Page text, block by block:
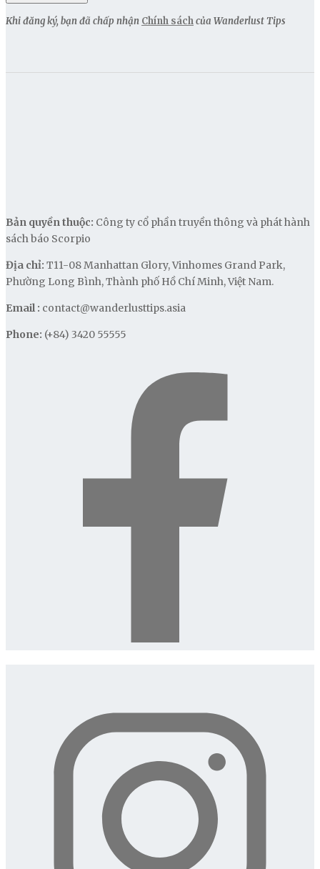
Khi đăng ký, bạn đã chấp nhận Chính sáchcủa Wanderlust Tips
Bản quyền thuộc: Công ty cổ phần truyền thông và phát hành
sách báo Scorpio
Địa chỉ: T11-08 Manhattan Glory, Vinhomes Grand Park,
Phường Long Bình, Thành phố Hồ Chí Minh, Việt Nam.
Email : contact@wanderlusttips.asia
Phone: (+84) 3420 55555